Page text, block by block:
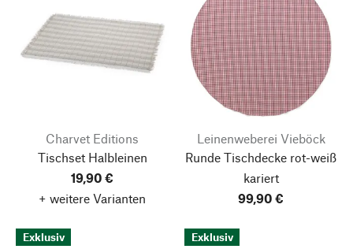
Charvet Editions
Tischset Halbleinen
19,90 €
+ weitere Varianten
Leinenweberei Vieböck
Runde Tischdecke rot-weiß
kariert
99,90 €
Exklusiv Exklusiv